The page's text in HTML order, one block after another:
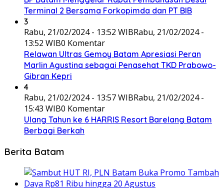
Terminal 2 Bersama Forkopimda dan PT BIB
3
Rabu, 21/02/2024 - 13:52 WIBRabu, 21/02/2024 -
13:52 WIB0 Komentar
Relawan Ultras Gemoy Batam Apresiasi Peran
Marlin Agustina sebagai Penasehat TKD Prabowo-
Gibran Kepri
4
Rabu, 21/02/2024 - 13:57 WIBRabu, 21/02/2024 -
15:43 WIB0 Komentar
Ulang Tahun ke 6 HARRIS Resort Barelang Batam
Berbagi Berkah
Berita Batam